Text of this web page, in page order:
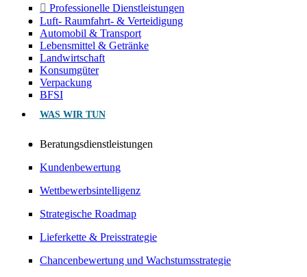
Professionelle Dienstleistungen
Luft- Raumfahrt- & Verteidigung
Automobil & Transport
Lebensmittel & Getränke
Landwirtschaft
Konsumgüter
Verpackung
BFSI
WAS WIR TUN
Beratungsdienstleistungen
Kundenbewertung
Wettbewerbsintelligenz
Strategische Roadmap
Lieferkette & Preisstrategie
Chancenbewertung und Wachstumsstrategie